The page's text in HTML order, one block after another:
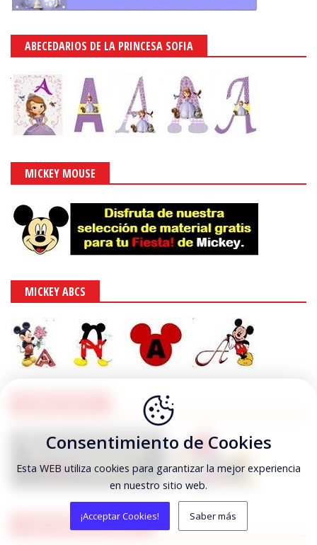
ABECEDARIOS DE LA PRINCESA SOFIA
MICKEY MOUSE
MICKEY ABCS
ABECEDARIOS DE MINNIE
Consentimiento de Cookies
Esta WEB utiliza cookies para garantizar la mejor experiencia
en nuestro sitio web.
¡Acceptar Cookies! Saber más